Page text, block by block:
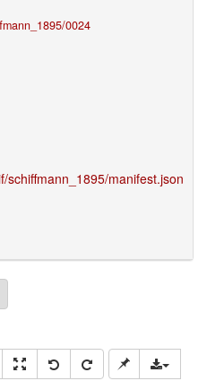
0024
schiffmann_1895/manifest.json